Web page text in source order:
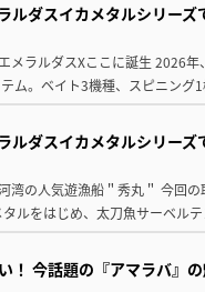
ルダスイカメタルシリー
メラルダスXここに誕生 2026年
ム。ベイト3機種、スピニン
ルダスイカメタルシリー
湾の人気遊漁船＂秀丸＂ 今回
ルをはじめ、太刀魚サーベル
！ 今話題の『アマラバ』